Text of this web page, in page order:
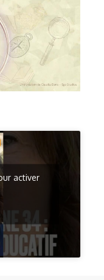
activer